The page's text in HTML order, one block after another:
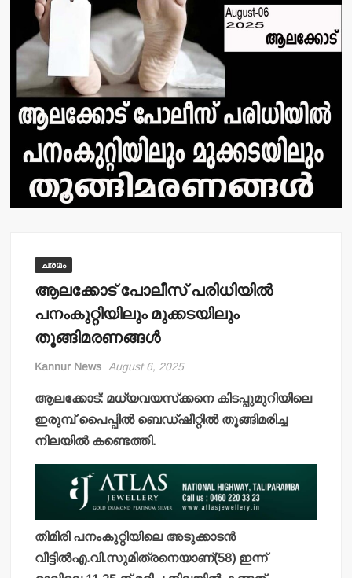
ചരമം
ആലക്കോട് പോലീസ് പരിധിയില്‍
പനംകുറ്റിയിലും മുക്കടയിലും
തൂങ്ങിമരണങ്ങള്‍
Kannur News August 6, 2025
ആലക്കോട്: മധ്യവയസ്‌ക്കനെ കിടപ്പുമുറിയിലെ
ഇരുമ്പ് പൈപ്പില്‍ ബെഡ്ഷീറ്റില്‍ തൂങ്ങിമരിച്ച
നിലയില്‍ കണ്ടെത്തി.
തിമിരി പനംകുറ്റിയിലെ അടുക്കാടന്‍
വീട്ടില്‍എ.വി.സുമിത്രനെയാണ്(58) ഇന്ന്